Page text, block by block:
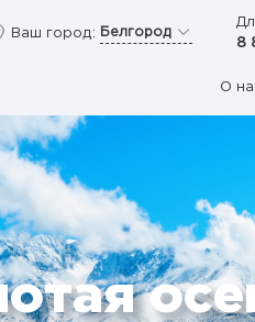
Ваш город: Белгород
8
О